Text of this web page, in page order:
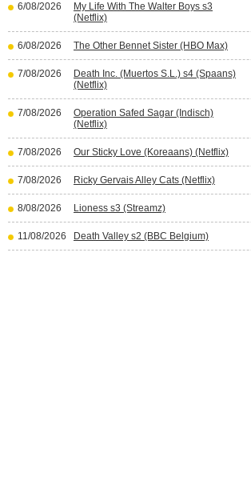
6/08/2026
My Life With The Walter Boys s3
(Netflix)
6/08/2026 The Other Bennet Sister (HBO Max)
7/08/2026
Death Inc. (Muertos S.L.) s4 (Spaans)
(Netflix)
7/08/2026
Operation Safed Sagar (Indisch)
(Netflix)
7/08/2026 Our Sticky Love (Koreaans) (Netflix)
7/08/2026 Ricky Gervais Alley Cats (Netflix)
8/08/2026 Lioness s3 (Streamz)
11/08/2026 Death Valley s2 (BBC Belgium)